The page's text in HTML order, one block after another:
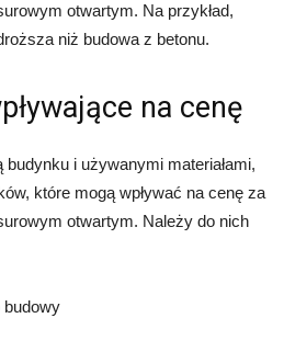
otwartym. Na przykład,
niż budowa z betonu.
na cenę
i używanymi materiałami,
które mogą wpływać na cenę za
otwartym. Należy do nich
budowy